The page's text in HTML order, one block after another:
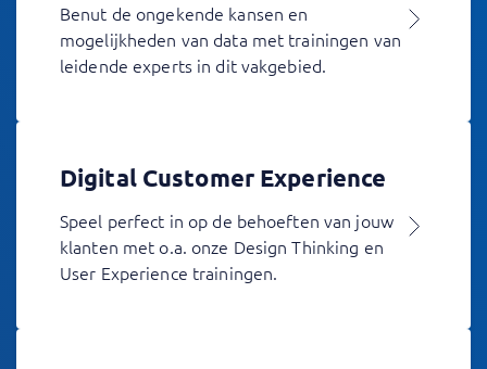
Benut de ongekende kansen en
mogelijkheden van data met trainingen van
leidende experts in dit vakgebied.
Digital Customer Experience
Speel perfect in op de behoeften van jouw
klanten met o.a. onze Design Thinking en
User Experience trainingen.